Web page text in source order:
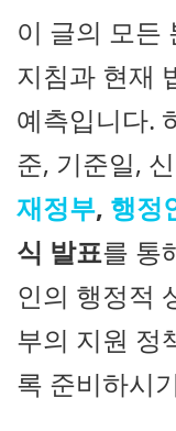
이 글의 모든
지침과 현재
예측입니다.
준, 기준일,
재정부, 행정
식 발표를 통
인의 행정적
부의 지원 정
록 준비하시